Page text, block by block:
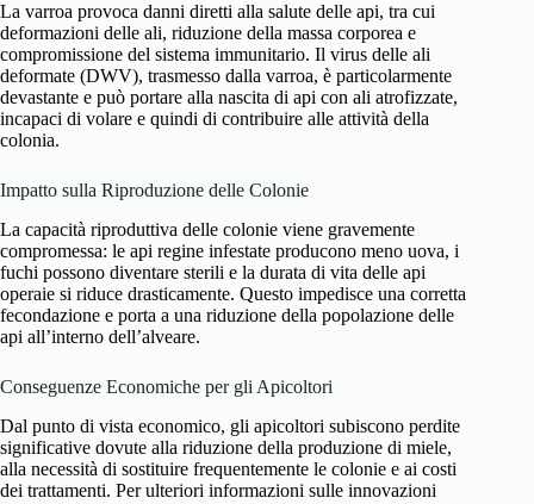
La varroa provoca danni diretti alla salute delle api, tra cui
deformazioni delle ali, riduzione della massa corporea e
compromissione del sistema immunitario. Il virus delle ali
deformate (DWV), trasmesso dalla varroa, è particolarmente
devastante e può portare alla nascita di api con ali atrofizzate,
incapaci di volare e quindi di contribuire alle attività della
colonia.
Impatto sulla Riproduzione delle Colonie
La capacità riproduttiva delle colonie viene gravemente
compromessa: le api regine infestate producono meno uova, i
fuchi possono diventare sterili e la durata di vita delle api
operaie si riduce drasticamente. Questo impedisce una corretta
fecondazione e porta a una riduzione della popolazione delle
api all’interno dell’alveare.
Conseguenze Economiche per gli Apicoltori
Dal punto di vista economico, gli apicoltori subiscono perdite
significative dovute alla riduzione della produzione di miele,
alla necessità di sostituire frequentemente le colonie e ai costi
dei trattamenti. Per ulteriori informazioni sulle innovazioni